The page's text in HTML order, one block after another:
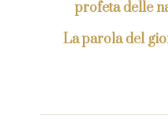
profeta delle
La parola del